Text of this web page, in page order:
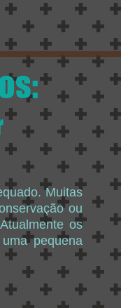
Muitas
ou
os
pequena